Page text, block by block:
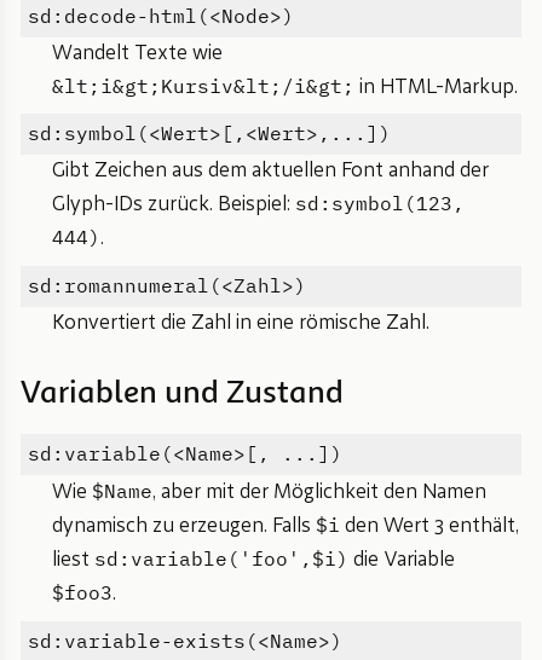
sd:decode-html(<Node>)
Wandelt Texte wie
&lt;i&gt;Kursiv&lt;/i&gt; in HTML-Markup.
sd:symbol(<Wert>[,<Wert>,...])
Gibt Zeichen aus dem aktuellen Font anhand der
Glyph-IDs zurück. Beispiel: sd:symbol(123,
444) .
sd:romannumeral(<Zahl>)
Konvertiert die Zahl in eine römische Zahl.
Variablen und Zustand
sd:variable(<Name>[, ...])
Wie $Name, aber mit der Möglichkeit den Namen
dynamisch zu erzeugen. Falls $i den Wert 3 enthält,
liest sd:variable('foo',$i) die Variable
$foo3.
sd:variable-exists(<Name>)